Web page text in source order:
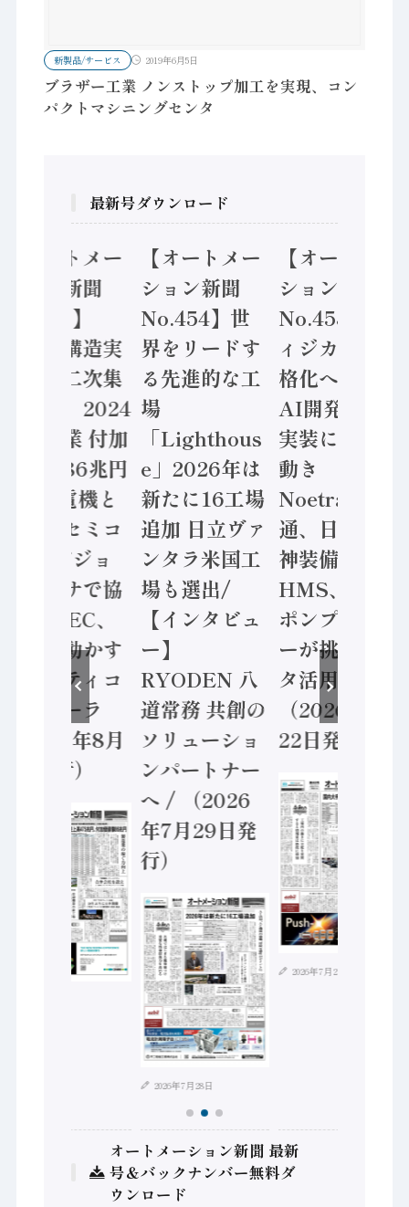
新製品/サービス 2019年6月5日
ブラザー工業 ノンストップ加工を実現、コン
パクトマシニングセンタ
最新号ダウンロード
【オートメー
ション新聞
No.455】
「経済構造実
態調査二次集
計結果」2024
年製造業 付加
価値額86兆円
/ 三菱電機と
ソニーセミコ
ン AIビジョ
ンセンサで協
業 / IDEC、
安全に動かす
セーフティコ
ントローラ
（2026年8月
5日発行）
【オートメー
ション新聞
No.454】世
界をリードす
る先進的な工
場
「Lighthous
e」2026年は
新たに16工場
追加 日立ヴァ
ンタラ米国工
場も選出/
【インタビュ
ー】
RYODEN 八
道常務 共創の
ソリューショ
ンパートナー
へ / （2026
年7月29日発
行）
2026年7月28日
【オートメー
ション新聞
No.453】フ
ィジカルAI本
格化へ 国産
AI開発や社会
実装に活発な
動き
Noetra、富士
通、日立 / 兵
神装備 ×
HMS、老舗
ポンプメーカ
ーが挑むデー
タ活用 など
（2026年7月
22日発行）
2026年7月21日
オートメーション新聞 最新
号＆バックナンバー無料ダ
ウンロード